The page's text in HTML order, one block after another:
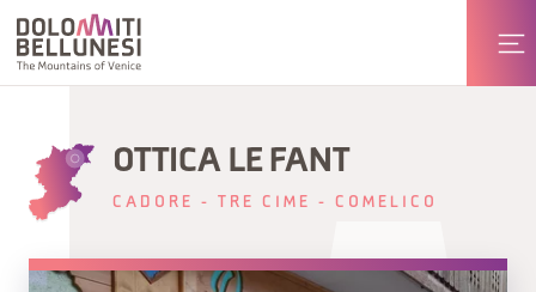
OTTICA LE FANT
CADORE - TRE CIME - COMELICO